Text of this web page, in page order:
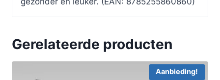
Gerelateerde producten
Aanbieding!